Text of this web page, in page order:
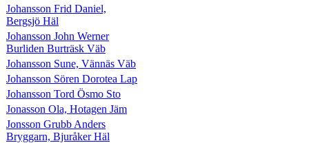
Johansson Frid Daniel,
Bergsjö Häl
Johansson John Werner
Burliden Burträsk Väb
Johansson Sune, Vännäs Väb
Johansson Sören Dorotea Lap
Johansson Tord Ösmo Sto
Jonasson Ola, Hotagen Jäm
Jonsson Grubb Anders
Bryggarn, Bjuråker Häl